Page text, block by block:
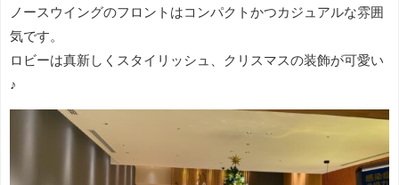
ノースウイングのフロントはコンパクトかつカジュアルな雰囲
気です。
ロビーは真新しくスタイリッシュ、クリスマスの装飾が可愛い
♪